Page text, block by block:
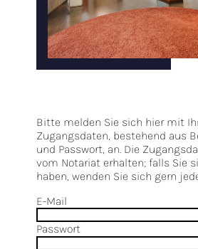
Bitte melden Sie sich hier mit
Zugangsdaten, bestehend aus
und Passwort, an. Die
vom Notariat erhalten; falls Sie
haben, wenden Sie sich gern
E-Mail
Passwort